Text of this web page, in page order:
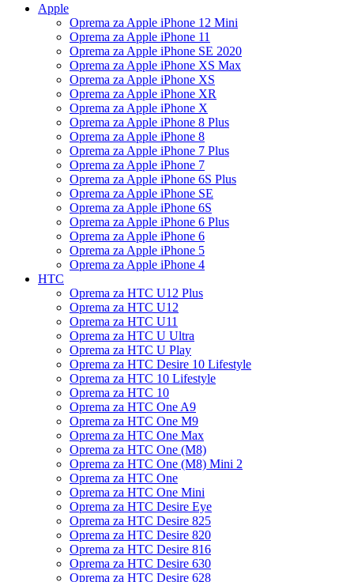
Apple
Oprema za Apple iPhone 12 Mini
Oprema za Apple iPhone 11
Oprema za Apple iPhone SE 2020
Oprema za Apple iPhone XS Max
Oprema za Apple iPhone XS
Oprema za Apple iPhone XR
Oprema za Apple iPhone X
Oprema za Apple iPhone 8 Plus
Oprema za Apple iPhone 8
Oprema za Apple iPhone 7 Plus
Oprema za Apple iPhone 7
Oprema za Apple iPhone 6S Plus
Oprema za Apple iPhone SE
Oprema za Apple iPhone 6S
Oprema za Apple iPhone 6 Plus
Oprema za Apple iPhone 6
Oprema za Apple iPhone 5
Oprema za Apple iPhone 4
HTC
Oprema za HTC U12 Plus
Oprema za HTC U12
Oprema za HTC U11
Oprema za HTC U Ultra
Oprema za HTC U Play
Oprema za HTC Desire 10 Lifestyle
Oprema za HTC 10 Lifestyle
Oprema za HTC 10
Oprema za HTC One A9
Oprema za HTC One M9
Oprema za HTC One Max
Oprema za HTC One (M8)
Oprema za HTC One (M8) Mini 2
Oprema za HTC One
Oprema za HTC One Mini
Oprema za HTC Desire Eye
Oprema za HTC Desire 825
Oprema za HTC Desire 820
Oprema za HTC Desire 816
Oprema za HTC Desire 630
Oprema za HTC Desire 628